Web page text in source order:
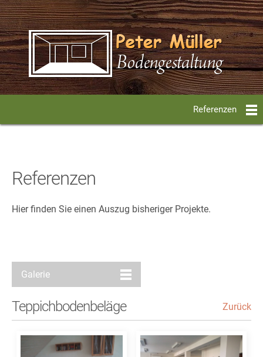
Referenzen
Referenzen
Hier finden Sie einen Auszug bisheriger Projekte.
Galerie
Zurück
Teppichbodenbeläge